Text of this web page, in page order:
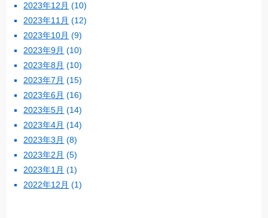
2023年12月 (10)
2023年11月 (12)
2023年10月 (9)
2023年9月 (10)
2023年8月 (10)
2023年7月 (15)
2023年6月 (16)
2023年5月 (14)
2023年4月 (14)
2023年3月 (8)
2023年2月 (5)
2023年1月 (1)
2022年12月 (1)